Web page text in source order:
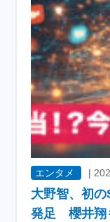
エンタメ |
大野智、初
発足 櫻井翔